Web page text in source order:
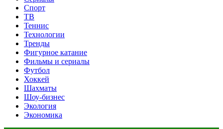
Спорт
ТВ
Теннис
Технологии
Тренды
Фигурное катание
Фильмы и сериалы
Футбол
Хоккей
Шахматы
Шоу-бизнес
Экология
Экономика